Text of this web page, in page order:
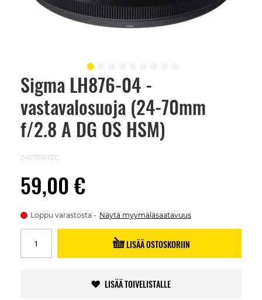
Sigma LH876-04 -
vastavalosuoja (24-70mm
f/2.8 A DG OS HSM)
24ST5767ZC
59,00 €
Loppu varastosta Näytä myymäläsaatavuus
LISÄÄ OSTOSKORIIN
LISÄÄ TOIVELISTALLE
Skip
beginning
images